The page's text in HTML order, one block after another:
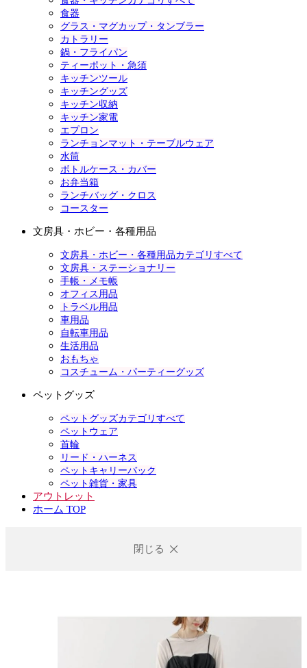
食器
グラス・マグカップ・タンブラー
カトラリー
鍋・フライパン
ティーポット・急須
キッチンツール
キッチングッズ
キッチン収納
キッチン家電
エプロン
ランチョンマット・テーブルウェア
水筒
ボトルケース・カバー
お弁当箱
ランチバッグ・クロス
コースター
文房具・ホビー・各種用品
文房具・ホビー・各種用品カテゴリすべて
文房具・ステーショナリー
手帳・メモ帳
オフィス用品
トラベル用品
車用品
自転車用品
生活用品
おもちゃ
コスチューム・パーティーグッズ
ペットグッズ
ペットグッズカテゴリすべて
ペットウェア
首輪
リード・ハーネス
ペットキャリーバック
ペット雑貨・家具
アウトレット
ホーム TOP
閉じる